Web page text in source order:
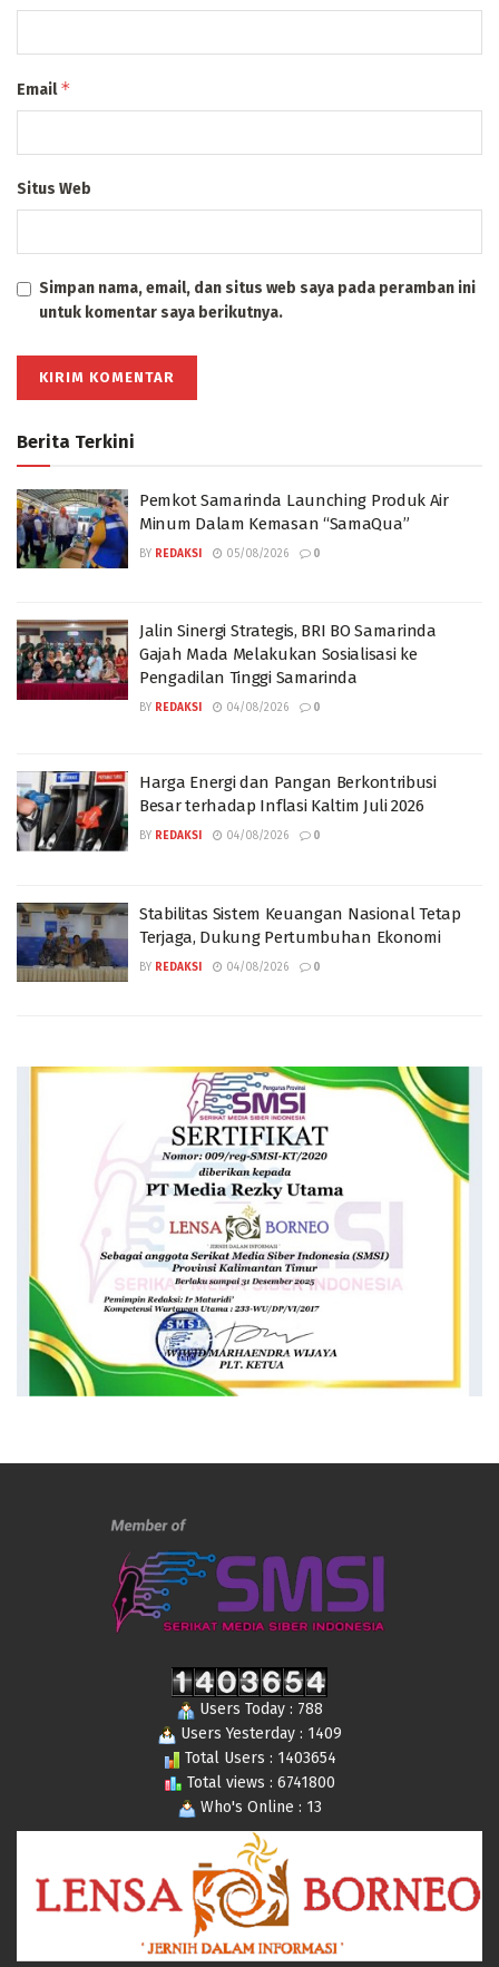
Email*
Situs Web
Simpan nama, email, dan situs web saya pada peramban ini
untuk komentar saya berikutnya.
Berita Terkini
Pemkot Samarinda Launching Produk Air
Minum Dalam Kemasan “SamaQua”
BY REDAKSI 05/08/2026 0
Jalin Sinergi Strategis, BRI BO Samarinda
Gajah Mada Melakukan Sosialisasi ke
Pengadilan Tinggi Samarinda
BY REDAKSI 04/08/2026 0
Harga Energi dan Pangan Berkontribusi
Besar terhadap Inflasi Kaltim Juli 2026
BY REDAKSI 04/08/2026 0
Stabilitas Sistem Keuangan Nasional Tetap
Terjaga, Dukung Pertumbuhan Ekonomi
BY REDAKSI 04/08/2026 0
Users Today : 788
Users Yesterday : 1409
Total Users : 1403654
Total views : 6741800
Who's Online : 13